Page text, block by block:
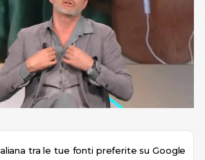
tra le tue fonti preferite su Google